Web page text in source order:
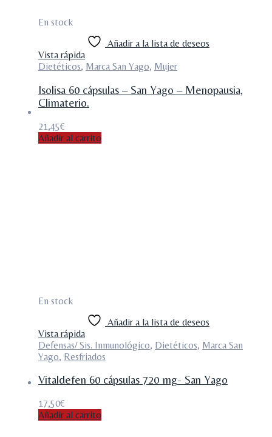
En stock
Añadir a la lista de deseos
Vista rápida
Dietéticos, Marca San Yago, Mujer
Isolisa 60 cápsulas – San Yago – Menopausia,
Climaterio.
21,45€
Añadir al carrito
En stock
Añadir a la lista de deseos
Vista rápida
Defensas/ Sis. Inmunológico, Dietéticos, Marca San
Yago, Resfriados
Vitaldefen 60 cápsulas 720 mg- San Yago
17,50€
Añadir al carrito